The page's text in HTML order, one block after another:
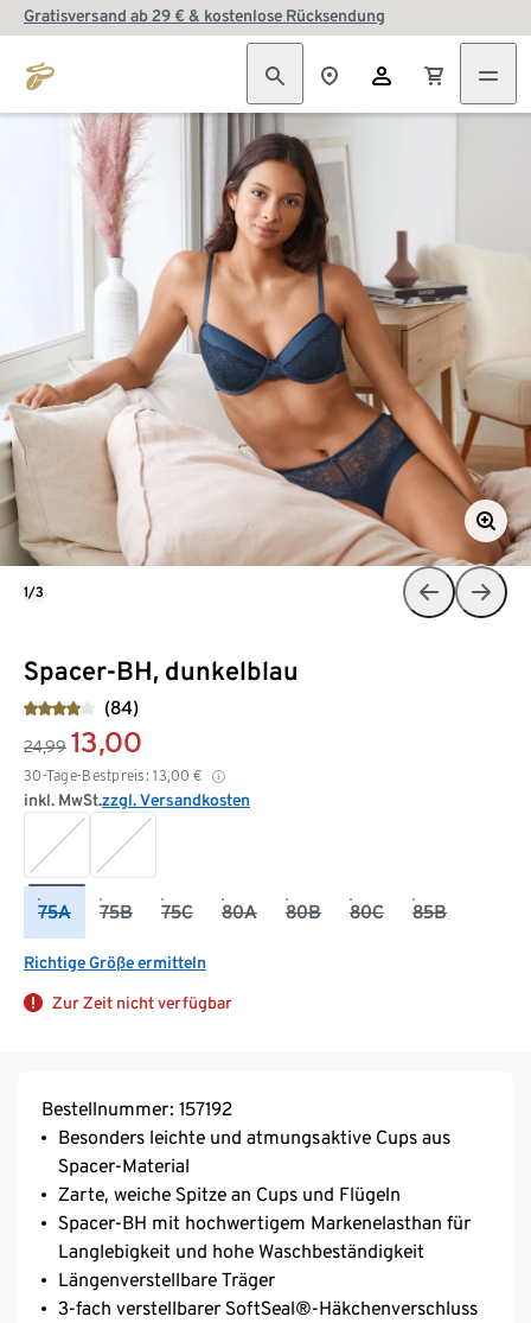
Gratisversand ab 29 € & kostenlose Rücksendung
Spacer-BH, dunkelblau
(84)
24,99 13,00
30-Tage-Bestpreis: 13,00 €
inkl. MwSt.zzgl. Versandkosten
75A 75B 75C 80A 80B 80C 85B
Richtige Größe ermitteln
Zur Zeit nicht verfügbar
1/3
Bestellnummer: 157192
Besonders leichte und atmungsaktive Cups aus
Spacer-Material
Zarte, weiche Spitze an Cups und Flügeln
Spacer-BH mit hochwertigem Markenelasthan für
Langlebigkeit und hohe Waschbeständigkeit
Längenverstellbare Träger
3-fach verstellbarer SoftSeal®-Häkchenverschluss